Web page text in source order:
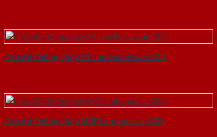
Cửa Gỗ Chống Cháy P1 cho khach san-SGD
Cửa Gỗ Chống Cháy MDF Laminate-a-SGD